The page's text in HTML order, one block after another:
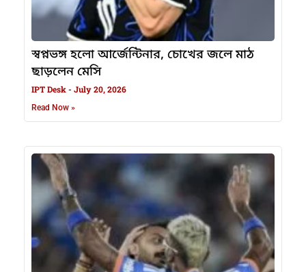
স্বপ্নভঙ্গ হলো আর্জেন্টিনার, চোখের জলে মাঠ
ছাড়লেন মেসি
IPT Desk July 20, 2026
Read Now »